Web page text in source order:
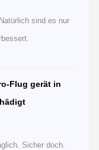
sind es nur
Flug gerät in
Sicher doch.